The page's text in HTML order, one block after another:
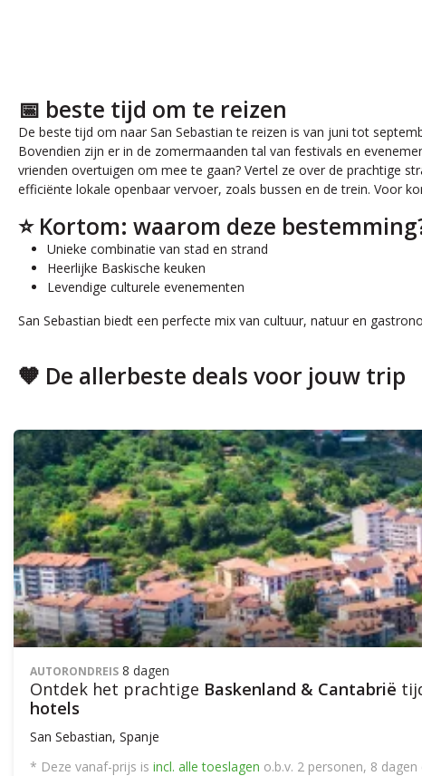
📅 beste tijd om te reizen
De beste tijd om naar San Sebastian te reizen is van juni tot
Bovendien zijn er in de zomermaanden tal van festivals en
vrienden overtuigen om mee te gaan? Vertel ze over de prachtige
efficiënte lokale openbaar vervoer, zoals bussen en de trein. Voor
⭐ Kortom: waarom deze
Unieke combinatie van stad en strand
Heerlijke Baskische keuken
Levendige culturele evenementen
San Sebastian biedt een perfecte mix van cultuur, natuur en
🧡 De allerbeste deals voor jouw trip
AUTORONDREIS 8 dagen
Ontdek het prachtige Baskenland & Cantabrië
hotels
San Sebastian, Spanje
* Deze vanaf-prijs is incl. alle toeslagen o.b.v. 2 personen, 8